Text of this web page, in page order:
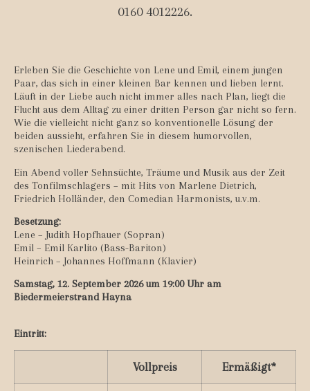
Erleben Sie die Geschichte von Lene und Emil, einem jungen
Paar, das sich in einer kleinen Bar kennen und lieben lernt.
Läuft in der Liebe auch nicht immer alles nach Plan, liegt die
Flucht aus dem Alltag zu einer dritten Person gar nicht so fern.
Wie die vielleicht nicht ganz so konventionelle Lösung der
beiden aussieht, erfahren Sie in diesem humorvollen,
szenischen Liederabend.
Ein Abend voller Sehnsüchte, Träume und Musik aus der Zeit
des Tonfilmschlagers – mit Hits von Marlene Dietrich,
Friedrich Holländer, den Comedian Harmonists, u.v.m.
Besetzung:
Lene – Judith Hopfhauer (Sopran)
Emil – Emil Karlito (Bass-Bariton)
Heinrich – Johannes Hoffmann (Klavier)
Samstag, 12. September 2026 um 19:00 Uhr am
Biedermeierstrand Hayna
Eintritt:
Vollpreis Ermäßigt*
0160 4012226.